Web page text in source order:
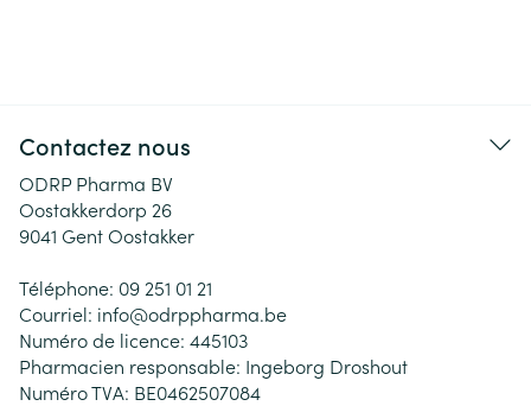
Contactez nous
ODRP Pharma BV
Oostakkerdorp 26
9041 Gent Oostakker
Téléphone: 09 251 01 21
Courriel: info@odrppharma.be
Numéro de licence: 445103
Pharmacien responsable: Ingeborg Droshout
Numéro TVA: BE0462507084